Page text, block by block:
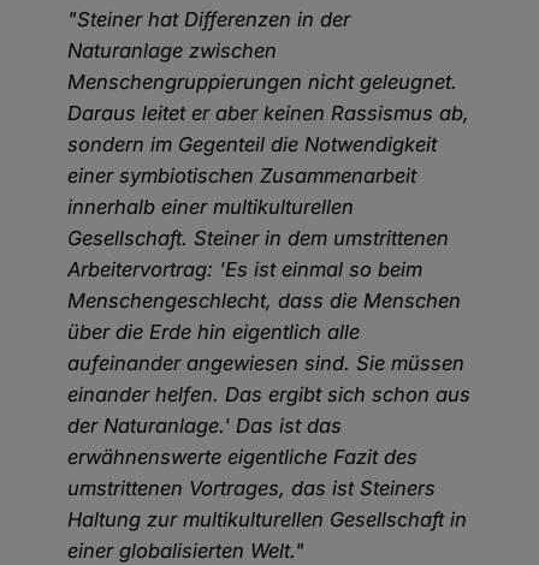
"Steiner hat Differenzen in der
Naturanlage zwischen
Menschengruppierungen nicht geleugnet.
Daraus leitet er aber keinen Rassismus ab,
sondern im Gegenteil die Notwendigkeit
einer symbiotischen Zusammenarbeit
innerhalb einer multikulturellen
Gesellschaft. Steiner in dem umstrittenen
Arbeitervortrag: 'Es ist einmal so beim
Menschengeschlecht, dass die Menschen
über die Erde hin eigentlich alle
aufeinander angewiesen sind. Sie müssen
einander helfen. Das ergibt sich schon aus
der Naturanlage.' Das ist das
erwähnenswerte eigentliche Fazit des
umstrittenen Vortrages, das ist Steiners
Haltung zur multikulturellen Gesellschaft in
einer globalisierten Welt."